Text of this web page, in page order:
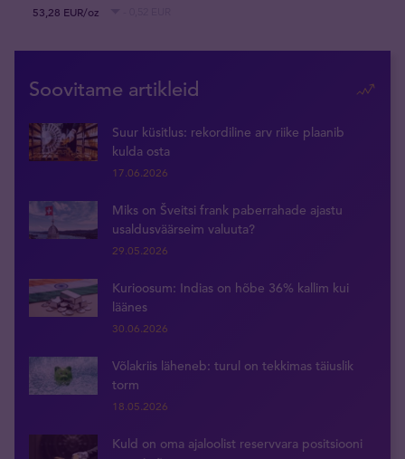
53,28 EUR/oz
Soovitame artikleid
Suur küsitlus: rekordiline arv riike plaanib
kulda osta
17.06.2026
Miks on Šveitsi frank paberrahade ajastu
usaldusväärseim valuuta?
29.05.2026
Kurioosum: Indias on hõbe 36% kallim kui
läänes
30.06.2026
Võlakriis läheneb: turul on tekkimas täiuslik
torm
18.05.2026
Kuld on oma ajaloolist reservvara positsiooni